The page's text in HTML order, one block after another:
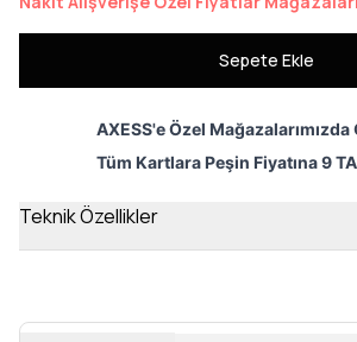
Sepete Ekle
AXESS'e Özel
Tüm Kartlara Peşin Fiyatına 9
Teknik Özellikler